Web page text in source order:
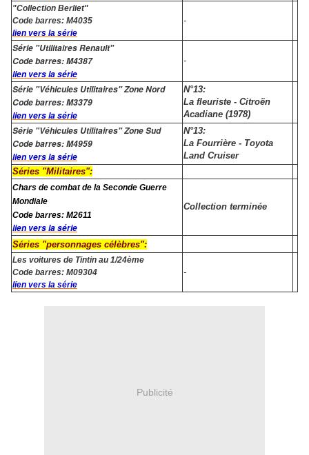
"Collection Berliet"
Code barres: M4035
lien vers la série
-
Série "Utilitaires Renault"
Code barres: M4387
lien vers la série
-
Série "Véhicules Utilitaires" Zone Nord
Code barres: M3379
lien vers la série
N°13:
La fleuriste - Citroën
Acadiane (1978)
Série "Véhicules Utilitaires" Zone Sud
Code barres: M4959
lien vers la série
N°13:
La Fourrière - Toyota
Land Cruiser
Séries "Militaires":
Chars de combat de la Seconde Guerre
Mondiale
Code barres: M2611
lien vers la série
Collection terminée
Séries "personnages célèbres":
Les voitures de Tintin au 1/24ème
Code barres: M09304
lien vers la série
-
Publicité